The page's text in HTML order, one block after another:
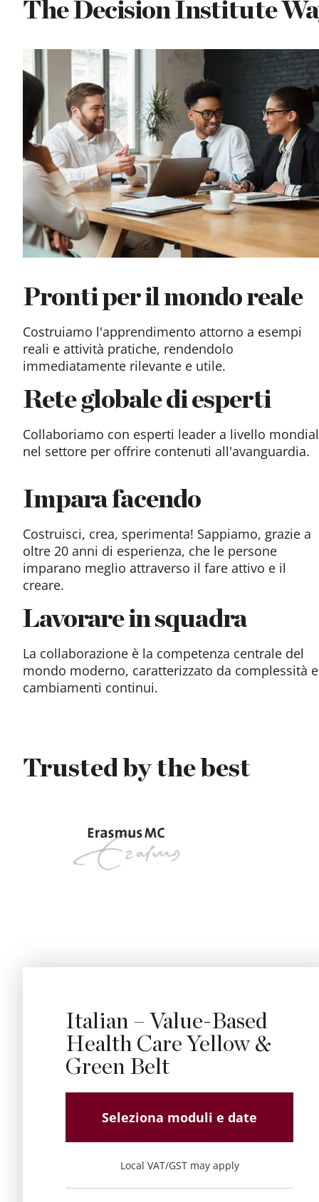
The Decision Institute
Pronti per il mondo reale
Costruiamo l'apprendimento attorno a esempi
reali e attività pratiche, rendendolo
immediatamente rilevante e utile.
Rete globale di esperti
Collaboriamo con esperti leader a livello
nel settore per offrire contenuti all'avanguardia.
Impara facendo
Costruisci, crea, sperimenta! Sappiamo, grazie a
oltre 20 anni di esperienza, che le persone
imparano meglio attraverso il fare attivo e il
creare.
Lavorare in squadra
La collaborazione è la competenza centrale del
mondo moderno, caratterizzato da complessità e
cambiamenti continui.
Trusted by the best
Italian – Value-Based
Health Care Yellow &
Green Belt
Seleziona moduli e date
Local VAT/GST may apply